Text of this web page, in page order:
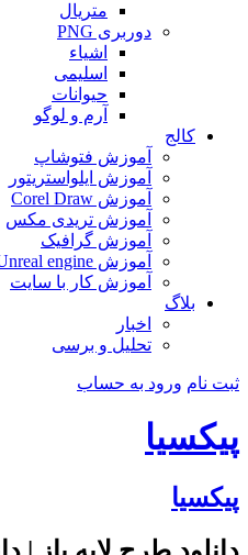
متریال
دوربری PNG
اشیاء
اسلیمی
حیوانات
آرم و لوگو
کالج
آموزش فتوشاپ
آموزش ایلواستریتور
آموزش Corel Draw
آموزش تریدی مکس
آموزش گرافیک
آموزش Unreal engine
آموزش کار با سایت
بلاگ
اخبار
تحلیل و برسی
ثبت نام ورود به حساب
پیکسیا
پیکسیا